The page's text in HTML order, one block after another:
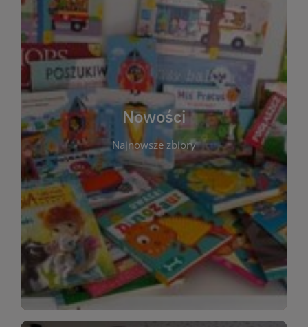
Nowości
Najnowsze zbiory
W tej sekcji prezentujemy najnowsze książki,
audiobooki oraz filmy, które właśnie trafiły do
zbiorów Miejskiej Biblioteki Publicznej w
Starachowicach. Regularnie aktualizujemy listę,
aby Czytelnicy mogli na bieżąco odkrywać świeże
tytuły i najciekawsze premiery wydawnicze. Każda
pozycja opatrzona jest krótkim opisem i
informacją o dostępności w katalogu. Zachęcamy
do częstych odwiedzin – nowości pojawiają się
niemal każdego tygodnia! Dzięki tej zakładce
zawsze będziesz wiedzieć, co warto przeczytać
jako pierwsze.
WIĘCEJ